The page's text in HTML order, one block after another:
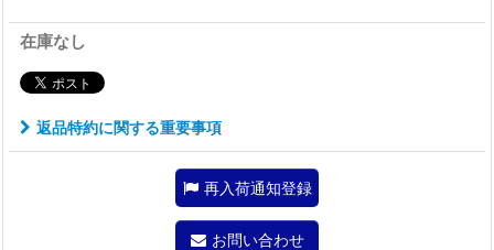
在庫なし
返品特約に関する重要事項
再入荷通知登録
お問い合わせ